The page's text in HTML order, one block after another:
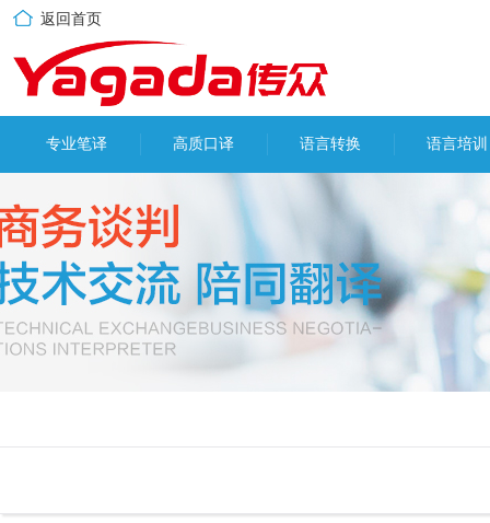
返回首页
专业笔译 高质口译 语言转换 语言培训